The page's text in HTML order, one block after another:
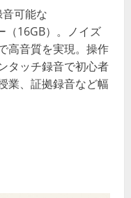
可能な
（16GB）。ノイズ
高音質を実現。操作
タッチ録音で初心者
業、証拠録音など幅